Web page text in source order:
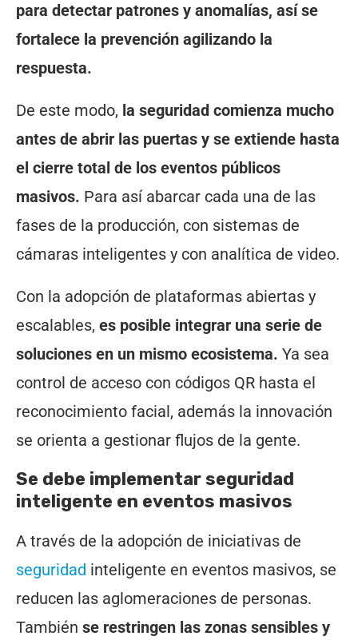
para detectar patrones y anomalías, así se
fortalece la prevención agilizando la
respuesta.
De este modo, la seguridad comienza mucho
antes de abrir las puertas y se extiende hasta
el cierre total de los eventos públicos
masivos. Para así abarcar cada una de las
fases de la producción, con sistemas de
cámaras inteligentes y con analítica de video.
Con la adopción de plataformas abiertas y
escalables, es posible integrar una serie de
soluciones en un mismo ecosistema. Ya sea
control de acceso con códigos QR hasta el
reconocimiento facial, además la innovación
se orienta a gestionar flujos de la gente.
Se debe implementar seguridad
inteligente en eventos masivos
A través de la adopción de iniciativas de
seguridad inteligente en eventos masivos, se
reducen las aglomeraciones de personas.
También se restringen las zonas sensibles y